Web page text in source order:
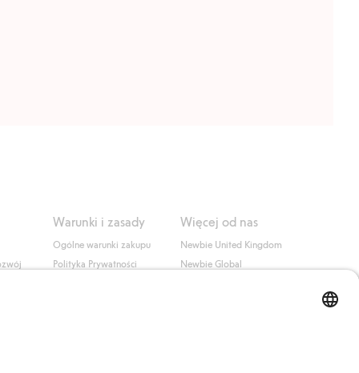
Warunki i zasady
Ogólne warunki zakupu
Polityka Prywatności
Więcej od nas
Newbie United Kingdom
Newbie Global